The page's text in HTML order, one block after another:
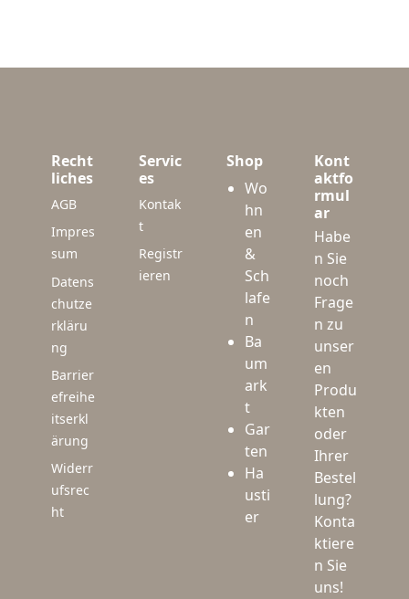
Recht
liches
AGB
Impres
sum
Datens
chutze
rkläru
ng
Barrier
efreihe
itserkl
ärung
Widerr
ufsrec
ht
Servic
es
Kontak
t
Registr
ieren
Shop
Wo
hn
en
&
Sch
lafe
n
Ba
um
ark
t
Gar
ten
Ha
usti
er
Kont
aktfo
rmul
ar
Habe
n Sie
noch
Frage
n zu
unser
en
Produ
kten
oder
Ihrer
Bestel
lung?
Konta
ktiere
n Sie
uns!